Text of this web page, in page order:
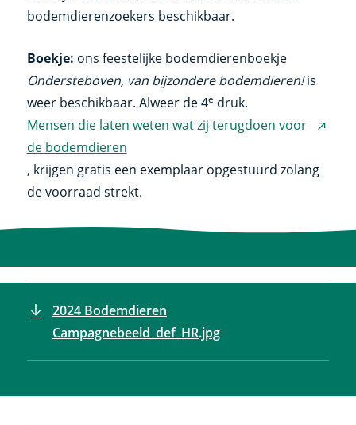
bodemdierenzoekers beschikbaar.
Boekje: ons feestelijke bodemdierenboekje
Ondersteboven, van bijzondere bodemdieren!is
weer beschikbaar. Alweer de 4e druk.
Mensen die laten weten wat zij terugdoen voor
de bodemdieren
, krijgen gratis een exemplaar opgestuurd zolang
de voorraad strekt.
2024 Bodemdieren
Campagnebeeld_def_HR.jpg